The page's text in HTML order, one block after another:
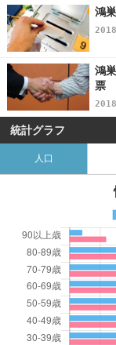
鴻
鴻
票
統計グラフ
人口